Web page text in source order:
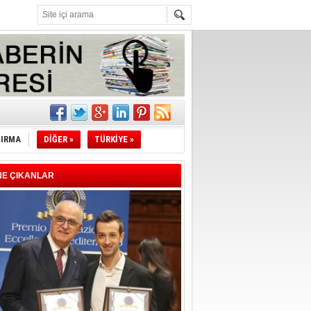
DİĞER » TÜRKİYE »
ÇIKANLAR